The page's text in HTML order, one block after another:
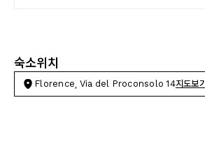
숙소위치
Florence, Via del Proconsolo 14지도보기